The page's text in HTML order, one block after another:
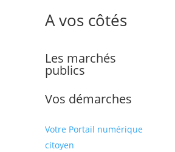
A vos côtés
Les marchés
publics
Vos démarches
Votre Portail numérique
citoyen